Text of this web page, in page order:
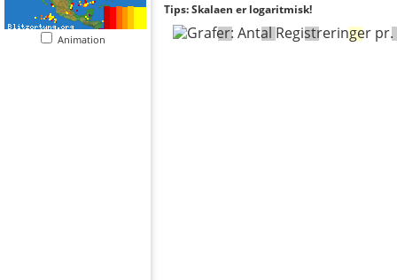
Animation
Tips: Skalaen er logaritmisk!